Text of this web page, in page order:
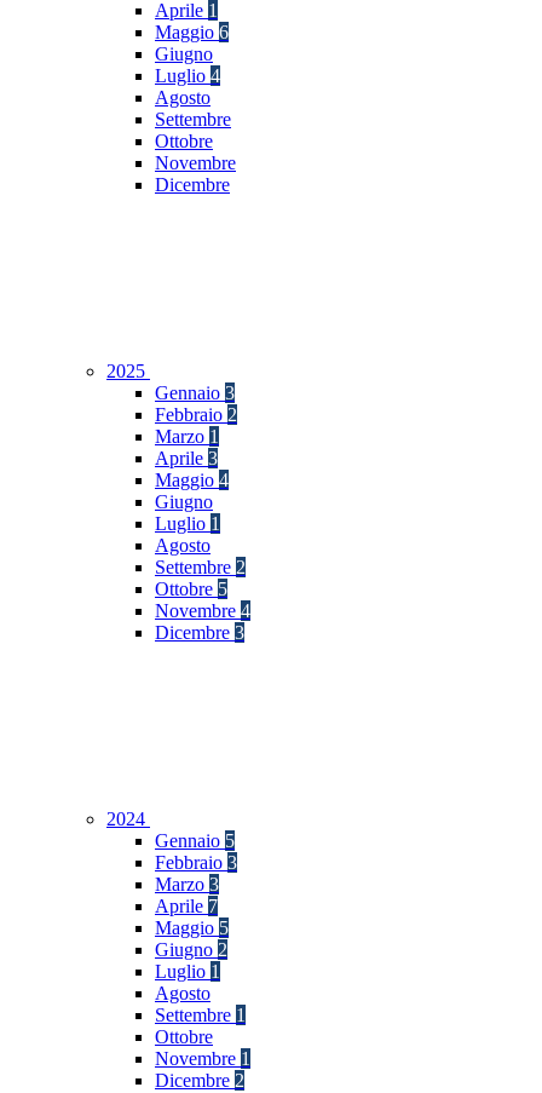
Aprile 1
Maggio 6
Giugno
Luglio 4
Agosto
Settembre
Ottobre
Novembre
Dicembre
2025
Gennaio 3
Febbraio 2
Marzo 1
Aprile 3
Maggio 4
Giugno
Luglio 1
Agosto
Settembre 2
Ottobre 5
Novembre 4
Dicembre 3
2024
Gennaio 5
Febbraio 3
Marzo 3
Aprile 7
Maggio 5
Giugno 2
Luglio 1
Agosto
Settembre 1
Ottobre
Novembre 1
Dicembre 2